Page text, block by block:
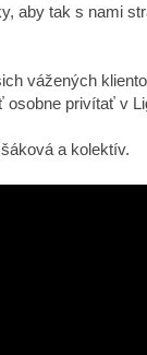
aby tak s nami
vážených
osobne privítať v
a kolektív.